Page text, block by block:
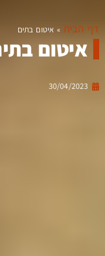
דף הבית» איטום בתים
איטום
30/04/2023